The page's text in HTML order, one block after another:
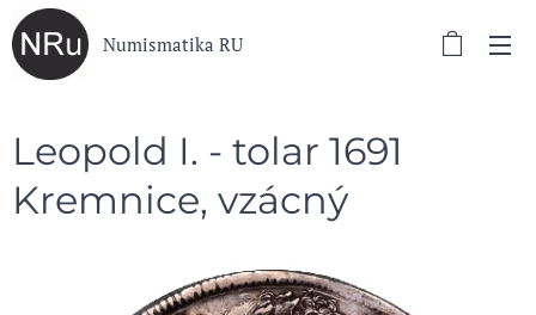
Numismatika RU
Leopold I. - tolar 1691
Kremnice, vzácný